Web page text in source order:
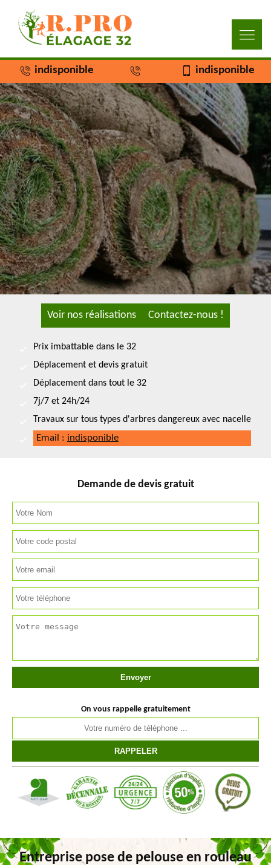
indisponible indisponible
Voir nos réalisations Contactez-nous !
Prix imbattable dans le 32
Déplacement et devis gratuit
Déplacement dans tout le 32
7j/7 et 24h/24
Travaux sur tous types d'arbres dangereux avec nacelle
Email : indisponible
Demande de devis gratuit
On vous rappelle gratuitement
Entreprise pose de pelouse en rouleau